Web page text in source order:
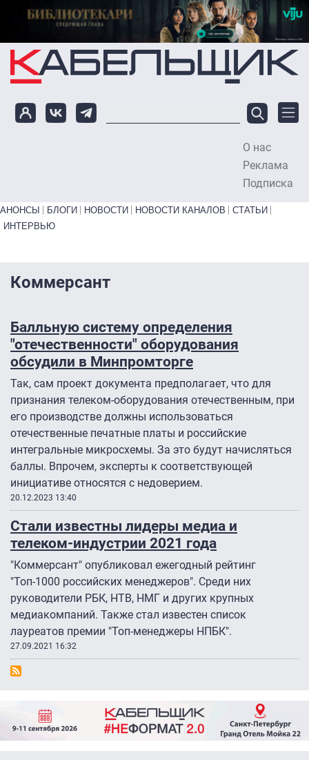
Перейти к основному содержанию
О нас
Реклама
Подписка
Primary links bottom
АНОНСЫ БЛОГИ НОВОСТИ НОВОСТИ КАНАЛОВ
СТАТЬИ
ИНТЕРВЬЮ
Коммерсант
Балльную систему определения
"отечественности" оборудования
обсудили в Минпромторге
Так, сам проект документа предполагает, что для
признания телеком-оборудования отечественным, при
его производстве должны использоваться
отечественные печатные платы и российские
интегральные микросхемы. За это будут начисляться
баллы. Впрочем, эксперты к соответствующей
инициативе относятся с недоверием.
20.12.2023 13:40
Стали известны лидеры медиа и
телеком-индустрии 2021 года
"Коммерсант" опубликовал ежегодный рейтинг
"Топ-1000 российских менеджеров". Среди них
руководители РБК, НТВ, НМГ и других крупных
медиакомпаний. Также стал известен список
лауреатов премии "Топ-менеджеры НПБК".
27.09.2021 16:32